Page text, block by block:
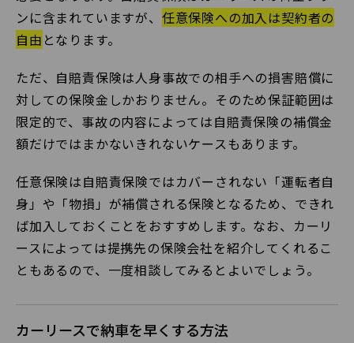
ンに含まれていますが、 任意保険への加入は契約者の
自由 となります。
ただ、自賠責保険は人身事故での相手への損害賠償に
対しての保険金しかおりません。そのため保証範囲は
限定的で、事故の内容によっては自賠責保険の補償金
額だけではまかないきれないケースもあります。
任意保険は自賠責保険ではカバーされない「運転者自
身」や「物損」が補償される保険となるため、できれ
ば加入しておくことをおすすめします。なお、カーリ
ースによっては提携先の保険会社を紹介してくれるこ
ともあるので、一度相談してみるとよいでしょう。
カーリースで納車を早くする方法